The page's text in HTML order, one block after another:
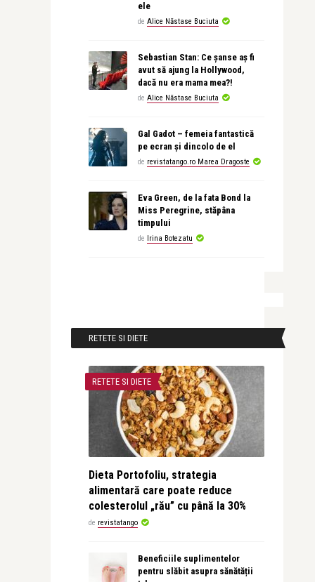
ele
de Alice Năstase Buciuta
Sebastian Stan: Ce șanse aș fi
avut să ajung la Hollywood,
dacă nu era mama mea?!
de Alice Năstase Buciuta
Gal Gadot – femeia fantastică
pe ecran și dincolo de el
de revistatango.ro Marea Dragoste
Eva Green, de la fata Bond la
Miss Peregrine, stăpâna
timpului
de Irina Botezatu
RETETE SI DIETE
RETETE SI DIETE
Dieta Portofoliu, strategia
alimentară care poate reduce
colesterolul „rău” cu până la 30%
de revistatango
Beneficiile suplimentelor
pentru slăbit asupra sănătății